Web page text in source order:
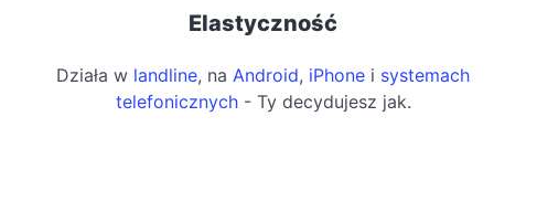
Elastyczność
Działa w landline, naAndroid, iPhone i systemach
telefonicznych- Ty decydujesz jak.